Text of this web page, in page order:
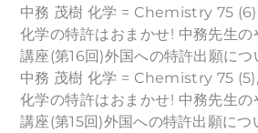
中務 茂樹 化学 = Chemistry 75
化学の特許はおまかせ! 中務先生
講座(第16回)外国への特許出願につ
中務 茂樹 化学 = Chemistry 75
化学の特許はおまかせ! 中務先生
講座(第15回)外国への特許出願につ